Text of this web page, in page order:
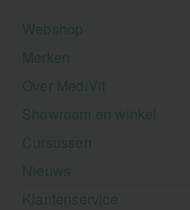
Webshop
Merken
Over MediVit
Showroom en winkel
Cursussen
Nieuws
Klantenservice